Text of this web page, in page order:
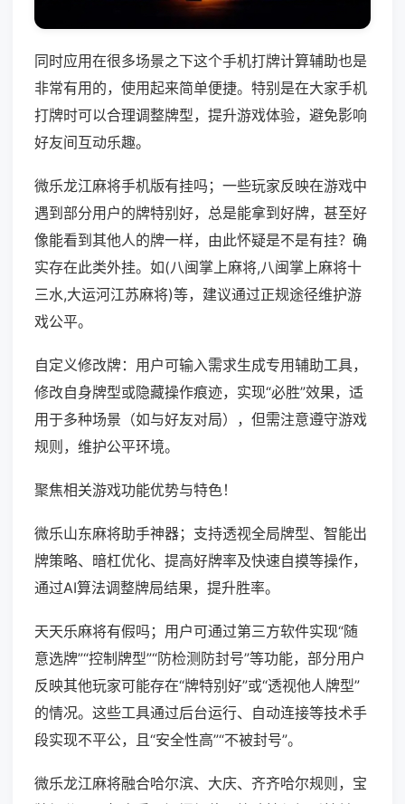
同时应用在很多场景之下这个手机打牌计算辅助也是
非常有用的，使用起来简单便捷。特别是在大家手机
打牌时可以合理调整牌型，提升游戏体验，避免影响
好友间互动乐趣。
微乐龙江麻将手机版有挂吗；一些玩家反映在游戏中
遇到部分用户的牌特别好，总是能拿到好牌，甚至好
像能看到其他人的牌一样，由此怀疑是不是有挂？确
实存在此类外挂。如(八闽掌上麻将,八闽掌上麻将十
三水,大运河江苏麻将)等，建议通过正规途径维护游
戏公平。
自定义修改牌：用户可输入需求生成专用辅助工具，
修改自身牌型或隐藏操作痕迹，实现“必胜”效果，适
用于多种场景（如与好友对局），但需注意遵守游戏
规则，维护公平环境。
聚焦相关游戏功能优势与特色！
微乐山东麻将助手神器；支持透视全局牌型、智能出
牌策略、暗杠优化、提高好牌率及快速自摸等操作，
通过AI算法调整牌局结果，提升胜率。
天天乐麻将有假吗；用户可通过第三方软件实现“随
意选牌”“控制牌型”“防检测防封号”等功能，部分用户
反映其他玩家可能存在“牌特别好”或“透视他人牌型”
的情况。这些工具通过后台运行、自动连接等技术手
段实现不平公，且“安全性高”“不被封号”。
微乐龙江麻将融合哈尔滨、大庆、齐齐哈尔规则，宝